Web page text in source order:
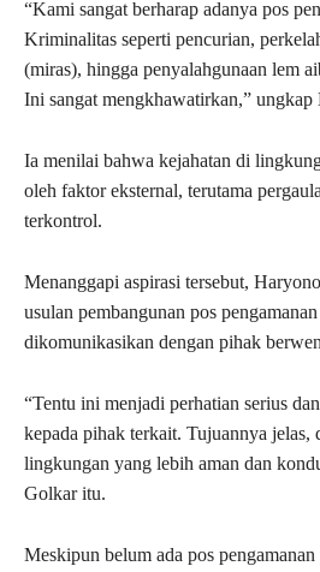
“Kami sangat berharap adanya pos
Kriminalitas seperti pencurian,
(miras), hingga penyalahgunaan lem
Ini sangat mengkhawatirkan,” ungkap
Ia menilai bahwa kejahatan di
oleh faktor eksternal, terutama
terkontrol.
Menanggapi aspirasi tersebut,
usulan pembangunan pos
dikomunikasikan dengan pihak
“Tentu ini menjadi perhatian serius
kepada pihak terkait. Tujuannya jelas,
lingkungan yang lebih aman dan
Golkar itu.
Meskipun belum ada pos